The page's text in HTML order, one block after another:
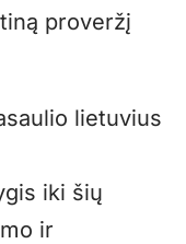
proveržį
lietuvius
iki šių
ir